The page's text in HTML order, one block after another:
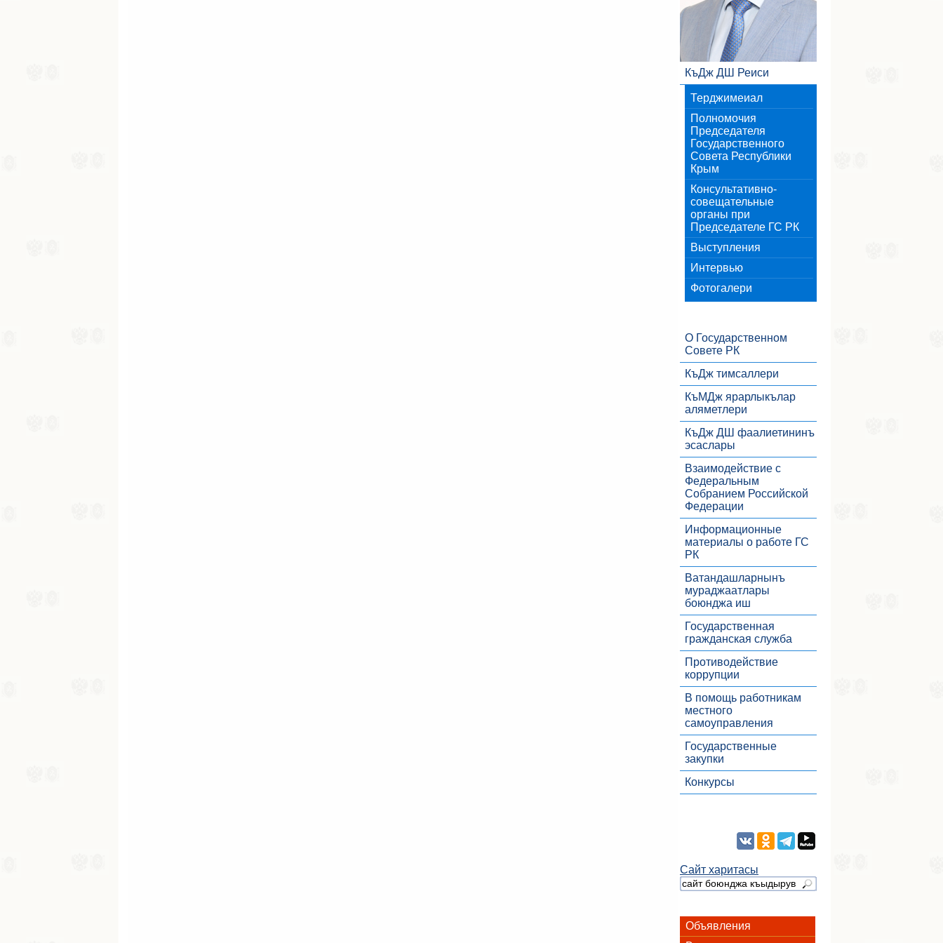
КъДж ДШ Реиси
Терджимеиал
Полномочия
Председателя
Государственного
Совета Республики
Крым
Консультативно-
совещательные
органы при
Председателе ГС РК
Выступления
Интервью
Фотогалери
О Государственном
Совете РК
КъДж тимсаллери
КъМДж ярарлыкълар
аляметлери
КъДж ДШ фаалиетининъ
эсаслары
Взаимодействие с
Федеральным
Собранием Российской
Федерации
Информационные
материалы о работе ГС
РК
Ватандашларнынъ
мураджаатлары
боюнджа иш
Государственная
гражданская служба
Противодействие
коррупции
В помощь работникам
местного
самоуправления
Государственные
закупки
Конкурсы
Сайт харитасы
Объявления